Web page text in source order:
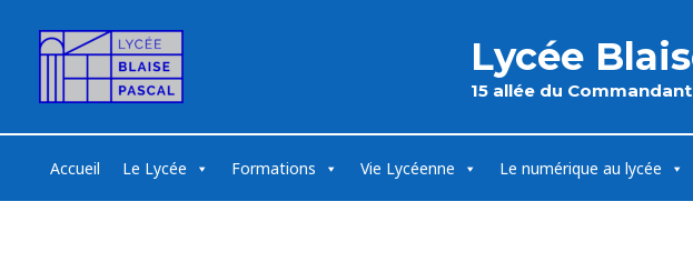
Lycée
15 allée du Commandant
Accueil Le Lycée Formations Vie Lycéenne Le numérique au lycée